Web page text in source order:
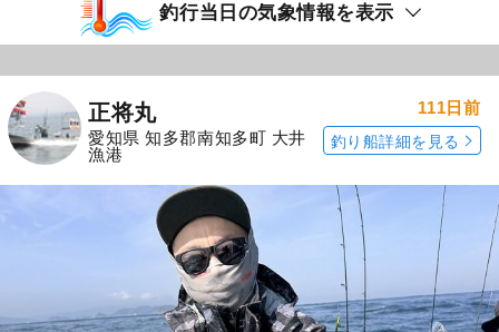
釣行当日の気象情報を表示
正将丸
愛知県 知多郡南知多町 大井
漁港
111日前
釣り船詳細を見る